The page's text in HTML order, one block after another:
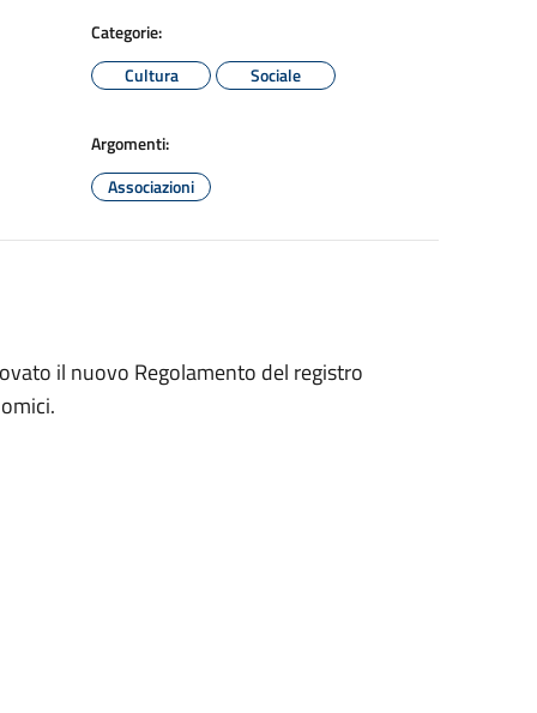
Categorie:
Cultura
Sociale
Argomenti:
Associazioni
il nuovo Regolamento del registro